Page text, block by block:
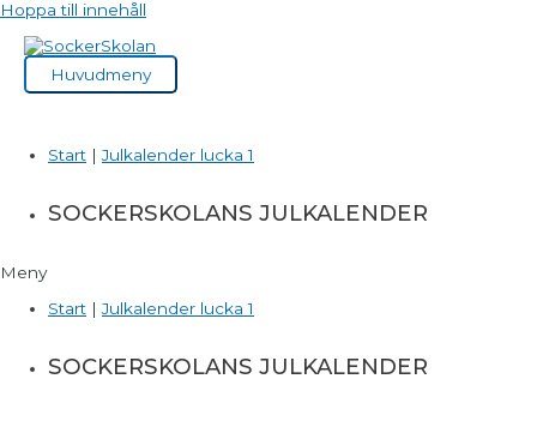
Hoppa till innehåll
Huvudmeny
Start |Julkalender lucka 1
SOCKERSKOLANS JULKALENDER
Meny
Start |Julkalender lucka 1
SOCKERSKOLANS JULKALENDER